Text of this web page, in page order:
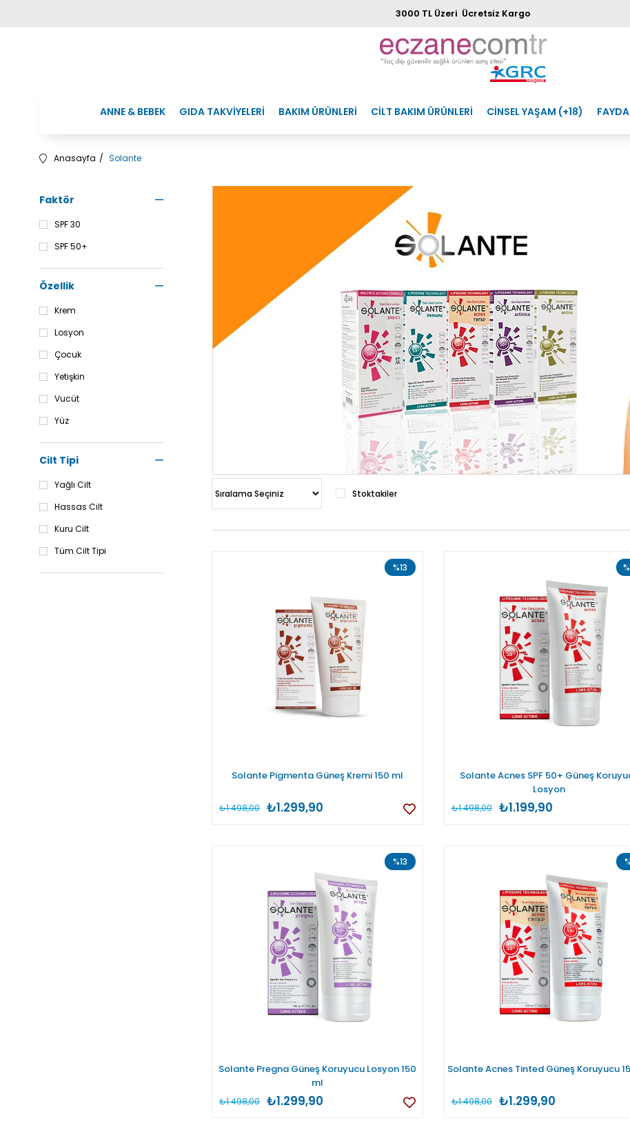
3000 TL Üzeri Ücretsiz Kargo
ANNE & BEBEK GIDA TAKVİYELERİ BAKIM ÜRÜNLERİ CİLT BAKIM ÜRÜNLERİ CİNSEL YAŞAM (+18)
Anasayfa Solante
Faktör
SPF 30
SPF 50+
Özellik
Krem
Losyon
Çocuk
Yetişkin
Vucüt
Yüz
Cilt Tipi
Yağlı Cilt
Hassas Cilt
Kuru Cilt
Tüm Cilt Tipi
Stoktakiler
Solante Pigmenta Güneş Kremi 150 ml
₺1.299,90
₺1.498,00
%13
Solante Acnes SPF 50+ Güneş
Losyon
₺1.199,90
₺1.498,00
Solante Pregna Güneş Koruyucu Losyon 150
ml
₺1.299,90
₺1.498,00
%13
Solante Acnes Tinted Güneş Koruyucu
₺1.299,90
₺1.498,00